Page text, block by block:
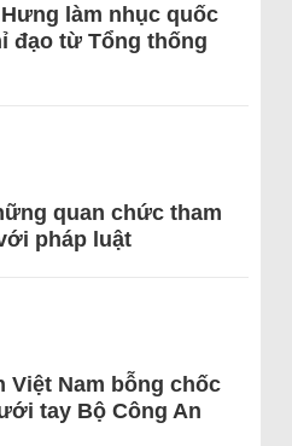
làm nhục quốc
đạo từ Tổng thống
quan chức tham
pháp luật
Việt Nam bỗng chốc
tay Bộ Công An